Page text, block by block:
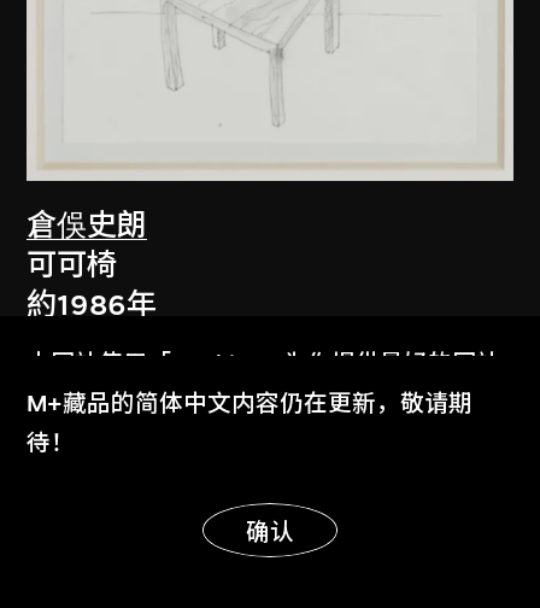
倉俁史朗
可可椅
約1986年
本网站使用「Cookies」为你提供最好的网站
体验。
了解更多
明白
M+藏品的简体中文内容仍在更新，敬请期
待！
确认
显示更多